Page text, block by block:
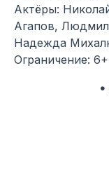
Актёры:
Агапов,
Надежда
Ограничение: 6+